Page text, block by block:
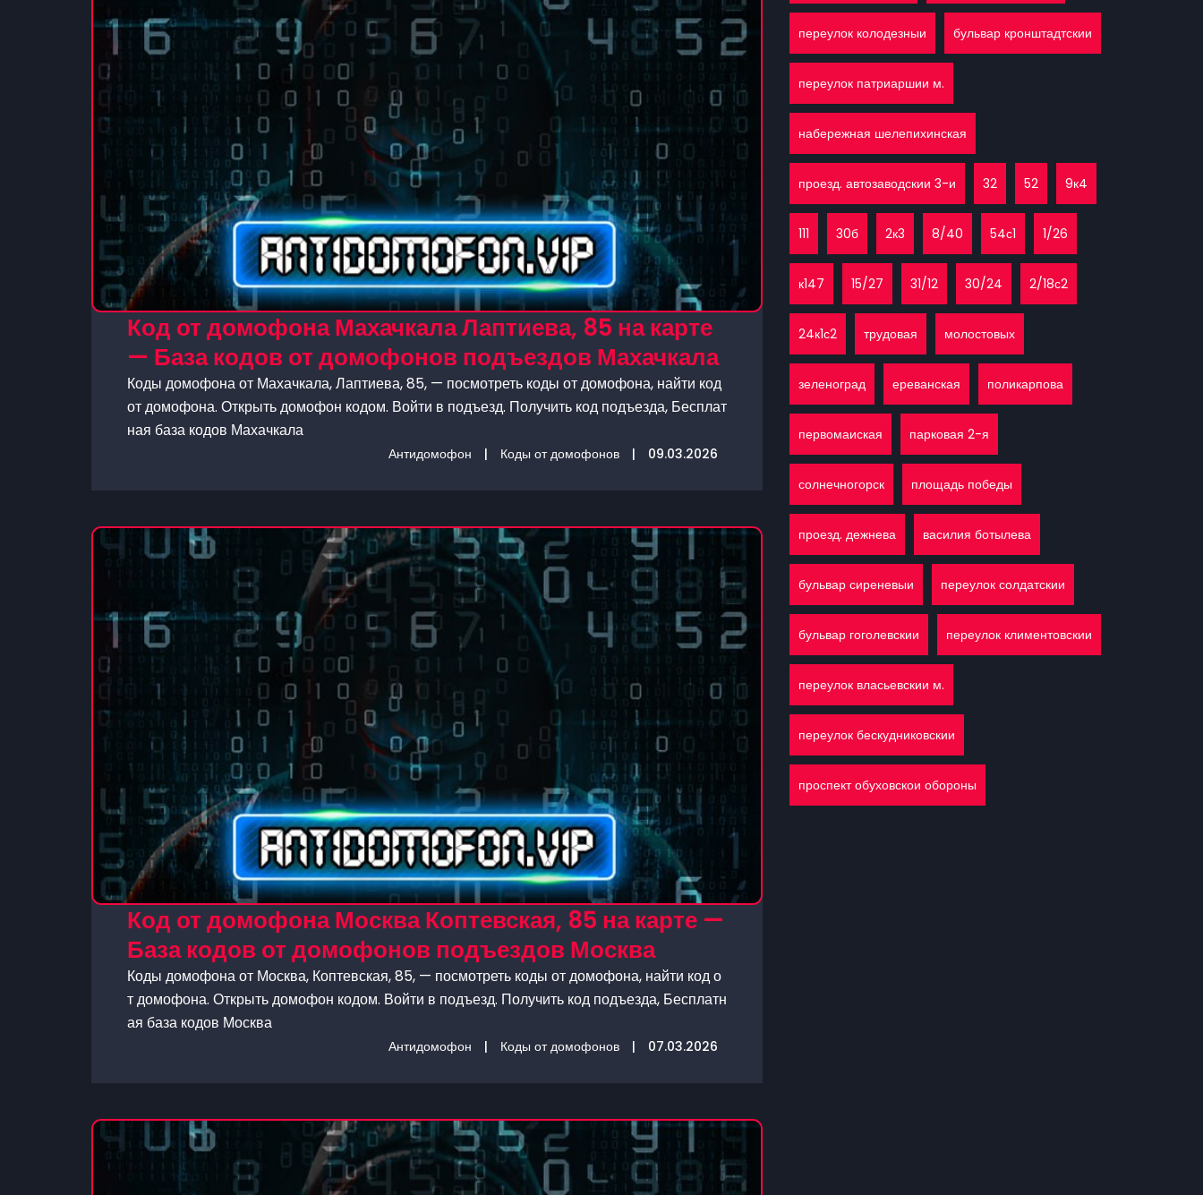
Код от домофона Махачкала Лаптиева, 85 на карте
— База кодов от домофонов подъездов Махачкала
Коды домофона от Махачкала, Лаптиева, 85, — посмотреть коды от домофона, найти код
от домофона. Открыть домофон кодом. Войти в подъезд. Получить код подъезда, Бесплат
ная база кодов Махачкала
Антидомофон | Коды от домофонов | 09.03.2026
Код от домофона Москва Коптевская, 85 на карте —
База кодов от домофонов подъездов Москва
Коды домофона от Москва, Коптевская, 85, — посмотреть коды от домофона, найти код о
т домофона. Открыть домофон кодом. Войти в подъезд. Получить код подъезда, Бесплатн
ая база кодов Москва
Антидомофон | Коды от домофонов | 07.03.2026
переулок колодезныи бульвар кронштадтскии
переулок патриаршии м.
набережная шелепихинская
проезд. автозаводскии 3-и 32 52 9к4
111 30б 2к3 8/40 54с1 1/26
к147 15/27 31/12 30/24 2/18с2
24к1с2 трудовая молостовых
зеленоград ереванская поликарпова
первомаиская парковая 2-я
солнечногорск площадь победы
проезд. дежнева василия ботылева
бульвар сиреневыи переулок солдатскии
бульвар гоголевскии переулок климентовскии
переулок власьевскии м.
переулок бескудниковскии
проспект обуховскои обороны